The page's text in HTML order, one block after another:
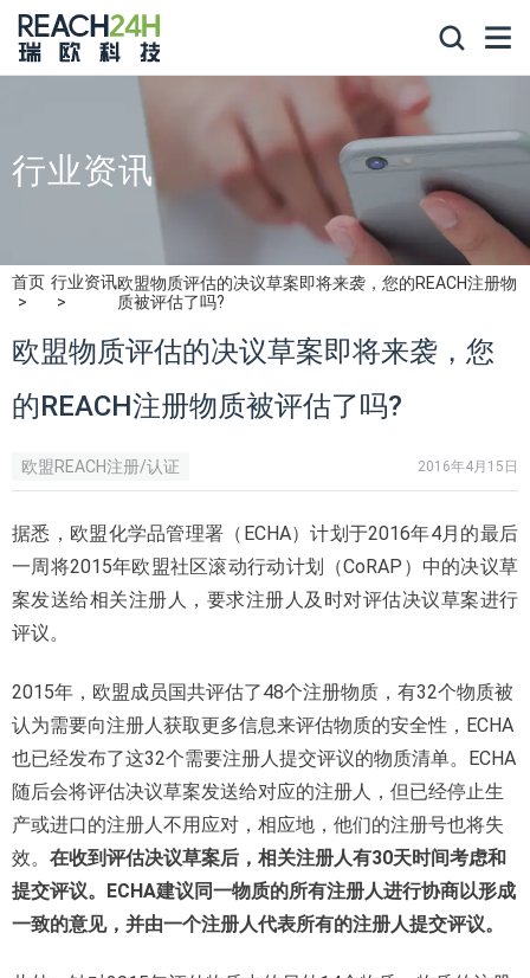
行业资讯
首页 行业资讯欧盟物质评估的决议草案即将来袭，您的REACH注册物
质被评估了吗?
欧盟物质评估的决议草案即将来袭，您
的REACH注册物质被评估了吗?
欧盟REACH注册/认证 2016年4月15日
据悉，欧盟化学品管理署（ECHA）计划于2016年4月的最后
一周将2015年欧盟社区滚动行动计划（CoRAP）中的决议草
案发送给相关注册人，要求注册人及时对评估决议草案进行
评议。
2015年，欧盟成员国共评估了48个注册物质，有32个物质被
认为需要向注册人获取更多信息来评估物质的安全性，ECHA
也已经发布了这32个需要注册人提交评议的物质清单。ECHA
随后会将评估决议草案发送给对应的注册人，但已经停止生
产或进口的注册人不用应对，相应地，他们的注册号也将失
效。 在收到评估决议草案后，相关注册人有30天时间考虑和
提交评议。ECHA建议同一物质的所有注册人进行协商以形成
一致的意见，并由一个注册人代表所有的注册人提交评议。